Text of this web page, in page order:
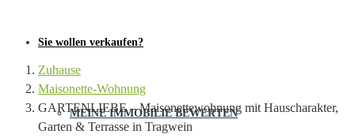
Sie wollen verkaufen?
MEINE IMMOBILIE BEWERTEN
Zuhause
Maisonette-Wohnung
GARTENLIEBE – Maisonettewohnung mit Hauscharakter,
Garten & Terrasse in Tragwein